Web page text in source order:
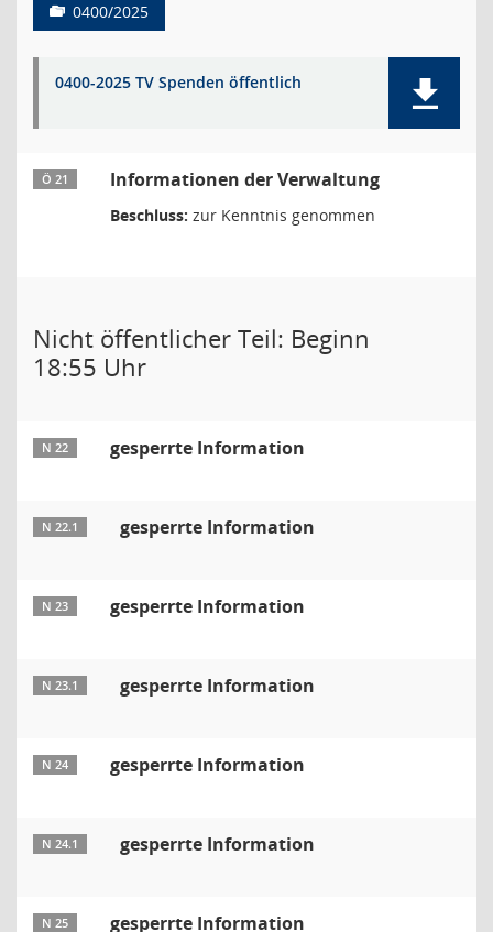
0400/2025
0400-2025 TV Spenden öffentlich
Ö 21 Informationen der Verwaltung
Beschluss: zur Kenntnis genommen
Nicht öffentlicher Teil: Beginn
18:55 Uhr
N 22 gesperrte Information
N 22.1 gesperrte Information
N 23 gesperrte Information
N 23.1 gesperrte Information
N 24 gesperrte Information
N 24.1 gesperrte Information
N 25 gesperrte Information